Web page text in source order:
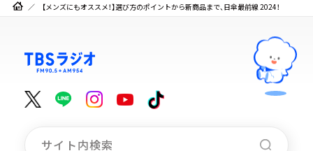
【メンズにもオススメ！】選び方のポイントから新商品まで、日傘最前線 2024！